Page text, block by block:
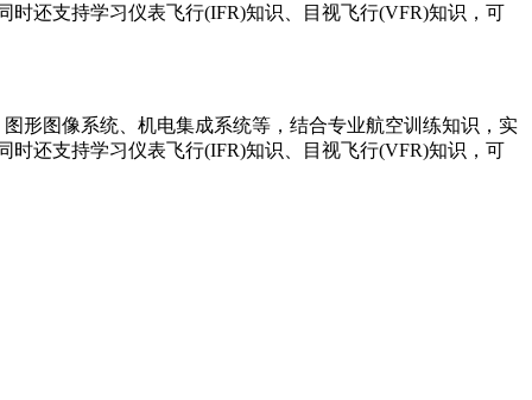
还支持学习仪表飞行(IFR)知识、目视飞行(VFR)知识，可
形图像系统、机电集成系统等，结合专业航空训练知识，实
还支持学习仪表飞行(IFR)知识、目视飞行(VFR)知识，可